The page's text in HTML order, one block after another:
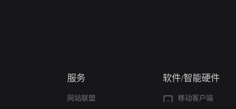
服务
网站联盟
软件/智能硬件
移动客户端